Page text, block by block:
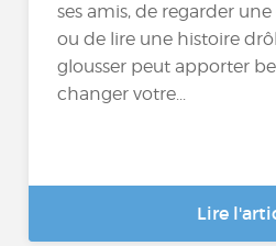
ses amis, de regarder
ou de lire une histoire
glousser peut apporter
changer votre...
Lire